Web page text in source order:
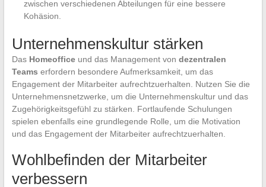
zwischen verschiedenen Abteilungen für eine bessere
Kohäsion.
Unternehmenskultur stärken
Das Homeofficeund das Management von dezentralen
Teams erfordern besondere Aufmerksamkeit, um das
Engagement der Mitarbeiter aufrechtzuerhalten. Nutzen Sie die
Unternehmensnetzwerke, um die Unternehmenskultur und das
Zugehörigkeitsgefühl zu stärken. Fortlaufende Schulungen
spielen ebenfalls eine grundlegende Rolle, um die Motivation
und das Engagement der Mitarbeiter aufrechtzuerhalten.
Wohlbefinden der Mitarbeiter
verbessern